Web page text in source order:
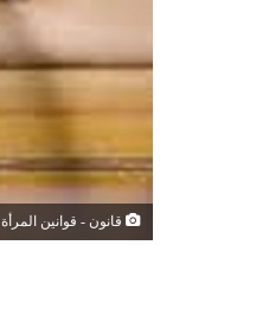
قانون - قوانين المرأة